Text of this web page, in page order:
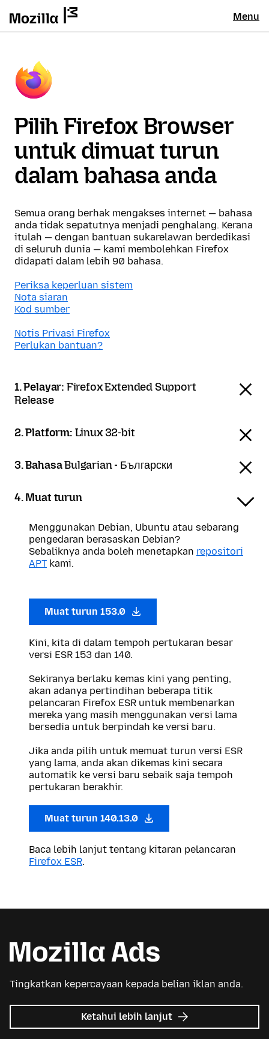
Menu
Pilih Firefox Browser
untuk dimuat turun
dalam bahasa anda
Semua orang berhak mengakses internet — bahasa
anda tidak sepatutnya menjadi penghalang. Kerana
itulah — dengan bantuan sukarelawan berdedikasi
di seluruh dunia — kami membolehkan Firefox
didapati dalam lebih 90 bahasa.
Periksa keperluan sistem
Nota siaran
Kod sumber
Notis Privasi Firefox
Perlukan bantuan?
1. Pelayar: Firefox Extended Support
Release
2. Platform: Linux 32-bit
3. BahasaBulgarian - Български
4. Muat turun
Menggunakan Debian, Ubuntu atau sebarang
pengedaran berasaskan Debian?
Sebaliknya anda boleh menetapkan repositori
APT kami.
Muat turun 153.0
Kini, kita di dalam tempoh pertukaran besar
versi ESR 153 dan 140.
Sekiranya berlaku kemas kini yang penting,
akan adanya pertindihan beberapa titik
pelancaran Firefox ESR untuk membenarkan
mereka yang masih menggunakan versi lama
bersedia untuk berpindah ke versi baru.
Jika anda pilih untuk memuat turun versi ESR
yang lama, anda akan dikemas kini secara
automatik ke versi baru sebaik saja tempoh
pertukaran berakhir.
Muat turun 140.13.0
Baca lebih lanjut tentang kitaran pelancaran
Firefox ESR.
Tingkatkan kepercayaan kepada belian iklan anda.
Ketahui lebih lanjut tentang
Iklan